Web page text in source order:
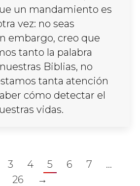
un mandamiento es
vez: no seas
embargo, creo que
tanto la palabra
Biblias, no
tanta atención
cómo detectar el
vidas.
3 4 5 6 7
…
26
→